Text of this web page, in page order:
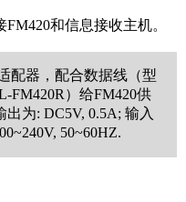
和信息接收主机。
配器，配合数据线（型
FM420R）给FM420供
输出为: DC5V, 0.5A; 输入
50~60HZ.